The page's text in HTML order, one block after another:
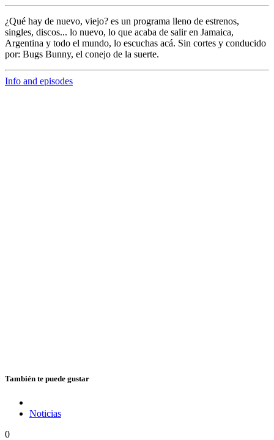
¿Qué hay de nuevo, viejo? es un programa lleno de estrenos,
singles, discos... lo nuevo, lo que acaba de salir en Jamaica,
Argentina y todo el mundo, lo escuchas acá. Sin cortes y conducido
por: Bugs Bunny, el conejo de la suerte.
Info and episodes
También te puede gustar
Noticias
0